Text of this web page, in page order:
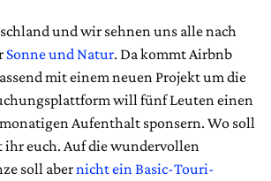
und wir sehnen uns alle nach
Sonne und Natur. Da kommt Airbnb
mit einem neuen Projekt um die
will fünf Leuten einen
Aufenthalt sponsern. Wo soll
ihr euch. Auf die wundervollen
soll abernicht ein Basic-Touri-